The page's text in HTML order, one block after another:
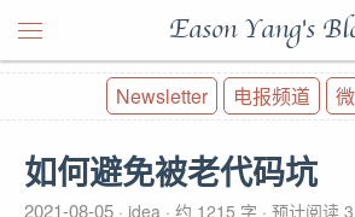
Eason Yang's
Newsletter 电报频道
如何避免被老代码坑
2021-08-05 idea 约 1215 字 预计阅读